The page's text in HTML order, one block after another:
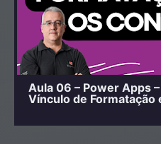
Aula 06 – Power Apps
Vínculo de